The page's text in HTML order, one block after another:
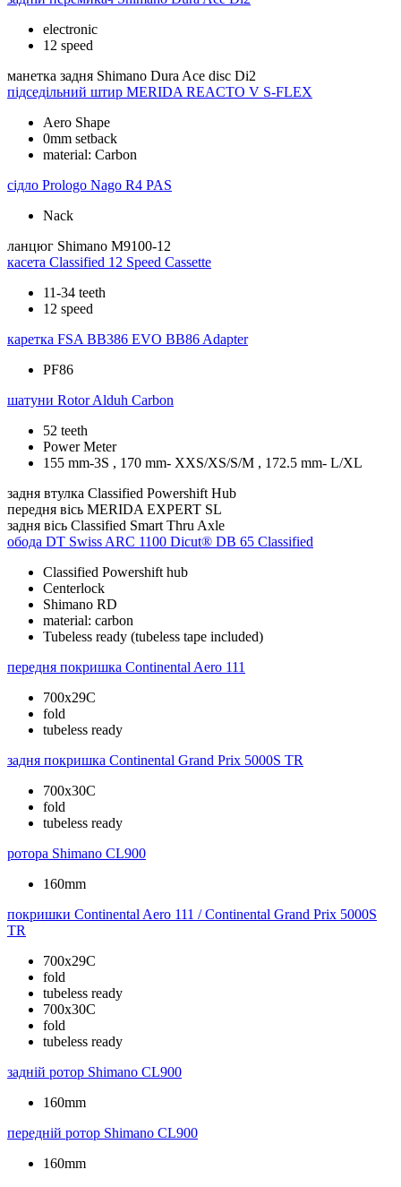
electronic
12 speed
манетка задня Shimano Dura Ace disc Di2
підседільний штир MERIDA REACTO V S-FLEX
Aero Shape
0mm setback
material: Carbon
сідло Prologo Nago R4 PAS
Nack
ланцюг Shimano M9100-12
касета Classified 12 Speed Cassette
11-34 teeth
12 speed
каретка FSA BB386 EVO BB86 Adapter
PF86
шатуни Rotor Alduh Carbon
52 teeth
Power Meter
155 mm-3S , 170 mm- XXS/XS/S/M , 172.5 mm- L/XL
задня втулка Classified Powershift Hub
передня вісь MERIDA EXPERT SL
задня вісь Classified Smart Thru Axle
обода DT Swiss ARC 1100 Dicut® DB 65 Classified
Classified Powershift hub
Centerlock
Shimano RD
material: carbon
Tubeless ready (tubeless tape included)
передня покришка Continental Aero 111
700x29C
fold
tubeless ready
задня покришка Continental Grand Prix 5000S TR
700x30C
fold
tubeless ready
ротора Shimano CL900
160mm
покришки Continental Aero 111 / Continental Grand Prix 5000S
TR
700x29C
fold
tubeless ready
700x30C
fold
tubeless ready
задній ротор Shimano CL900
160mm
передній ротор Shimano CL900
160mm